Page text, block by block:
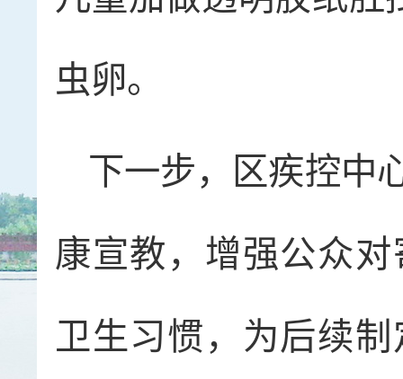
虫卵。
下一步，区疾控中
康宣教，增强公众
卫生习惯，为后续